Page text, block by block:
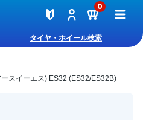
0
タイヤ・ホイール検索
スイーエス) ES32 (ES32/ES32B)